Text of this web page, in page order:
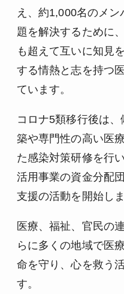
え、約1,000名のメ
題を解決するために
も超えて互いに知見
する情熱と志を持つ
ています。
コロナ5類移行後は
築や専門性の高い医
た感染対策研修を行
活用事業の資金分配
支援の活動を開始しま
医療、福祉、官民の
らに多くの地域で医
命を守り、心を救う
す。